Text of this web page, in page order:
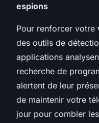
espions
Pour renforcer votre
des outils de
applications
recherche de
alertent de leur
de maintenir votre
jour pour combler